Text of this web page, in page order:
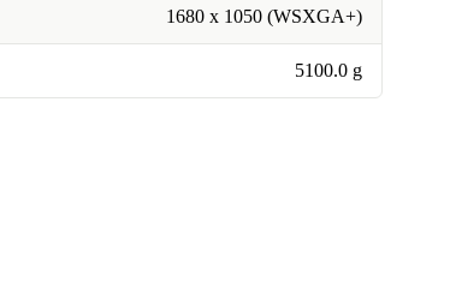
1680 x 1050 (WSXGA+)
5100.0 g